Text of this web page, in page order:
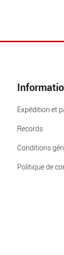
Expédition et
Records
Conditions
Politique de